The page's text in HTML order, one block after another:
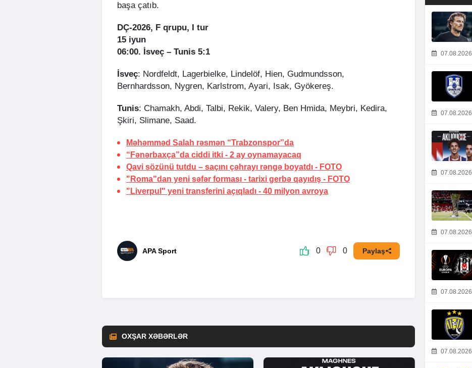
başa çatıb.
DÇ-2026, F qrupu, I tur
15 iyun
06:00. İsveç – Tunis 5:1
İsveç: Nordfeldt, Lagerbielke, Lindelöf, Hien, Gudmundsson,
Bernhardsson, Nygren, Karlstrom, Ayari, Isak, Gyökereş.
Tunis: Chamakh, Abdi, Talbi, Rekik, Valery, Ben Hmida, Meybri, Kedira,
Şkiri, Slimane, Saad.
Məhəmməd Salah rəsmən “Trabzonspor”da
“Fənərbaxça”da ciddi itki - 2 ay oynamayacaq
Qavi sözünü tutdu – saçını çəhrayı rəngə boyatdı - FOTO
"Roma"dan yeni səfər forması - tarixi gerbə qayıdış - FOTO
"Liverpul" yeni transferini açıqladı - 40 milyon avroya
APA Sport 0 0 Paylaş
OXŞAR XƏBƏRLƏR
07.08.2026
07.08.2026
07.08.2026
07.08.2026
07.08.2026
07.08.2026